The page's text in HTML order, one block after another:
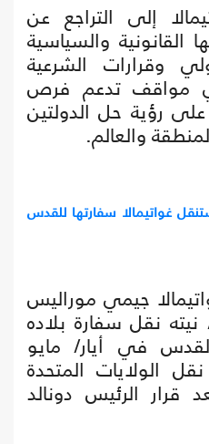
إلى التراجع عن
القانونية والسياسية
وقرارات الشرعية
مواقف تدعم فرص
رؤية حل الدولتين
والعالم.
غواتيمالا سفارتها للقدس
جيمي موراليس
نيته نقل سفارة بلاده
في أيار/ مايو
الولايات المتحدة
قرار الرئيس دونالد